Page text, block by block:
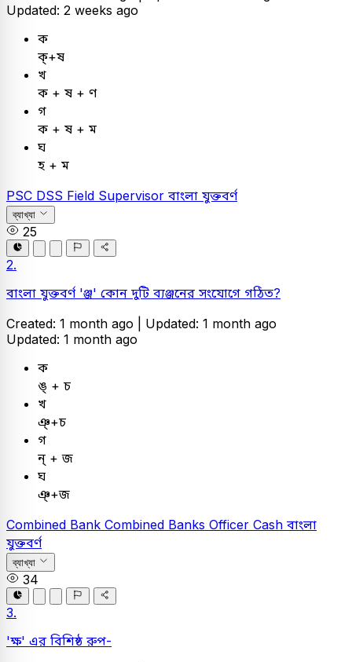
Updated: 2 weeks ago
ক
ক্+ষ
খ
ক + ষ + ণ
গ
ক + ষ + ম
ঘ
হ + ম
PSC DSS Field Supervisor বাংলা যুক্তবর্ণ
ব্যাখ্যা
25
2.
বাংলা যুক্তবর্ণ 'ঞ্জ' কোন দুটি ব্যঞ্জনের সংযোগে গঠিত?
Created: 1 month ago | Updated: 1 month ago
Updated: 1 month ago
ক
ঙ্‌ + চ
খ
ঞ্‌+চ
গ
ন্‌ + জ
ঘ
ঞ্‌+জ
Combined Bank Combined Banks Officer Cash বাংলা
যুক্তবর্ণ
ব্যাখ্যা
34
3.
'ক্ষ' এর বিশিষ্ঠ রুপ-